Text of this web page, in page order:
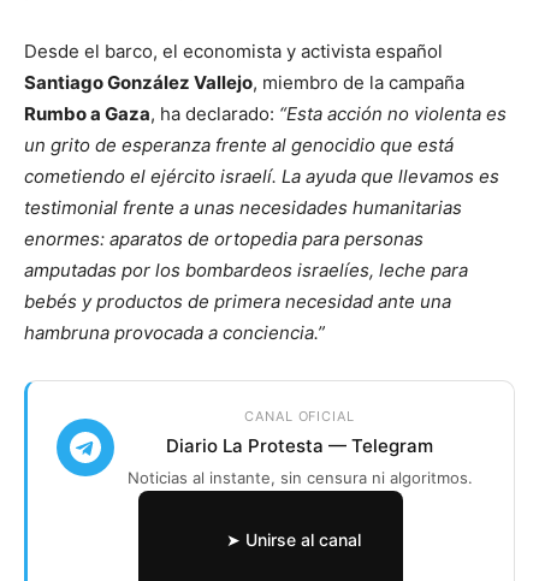
Desde el barco, el economista y activista español
Santiago González Vallejo, miembro de la campaña
Rumbo a Gaza, ha declarado: “Esta acción no violenta es
un grito de esperanza frente al genocidio que está
cometiendo el ejército israelí. La ayuda que llevamos es
testimonial frente a unas necesidades humanitarias
enormes: aparatos de ortopedia para personas
amputadas por los bombardeos israelíes, leche para
bebés y productos de primera necesidad ante una
hambruna provocada a conciencia.”
CANAL OFICIAL
Diario La Protesta — Telegram
Noticias al instante, sin censura ni algoritmos.
➤ Unirse al canal